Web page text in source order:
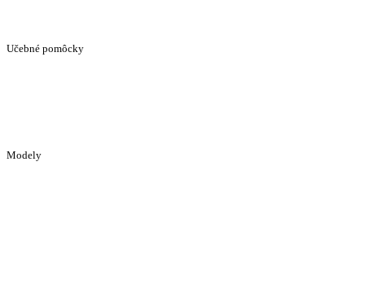
Učebné pomôcky
Modely